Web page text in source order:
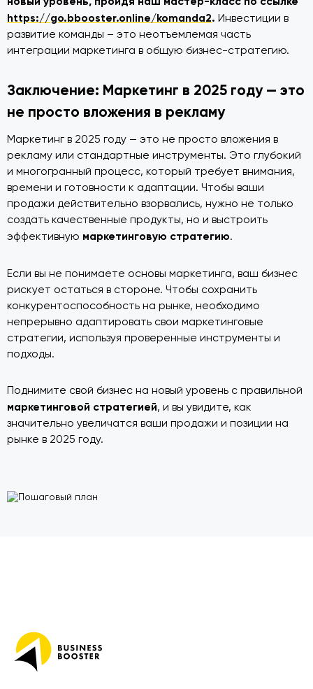
https://go.bbooster.online/komanda2. Инвестиции в
развитие команды – это неотъемлемая часть
интеграции маркетинга в общую бизнес-стратегию.
Заключение: Маркетинг в 2025 году — это
не просто вложения в рекламу
Маркетинг в 2025 году — это не просто вложения в
рекламу или стандартные инструменты. Это глубокий
и многогранный процесс, который требует внимания,
времени и готовности к адаптации. Чтобы ваши
продажи действительно взорвались, нужно не только
создать качественные продукты, но и выстроить
эффективную маркетинговую стратегию.
Если вы не понимаете основы маркетинга, ваш бизнес
рискует остаться в стороне. Чтобы сохранить
конкурентоспособность на рынке, необходимо
непрерывно адаптировать свои маркетинговые
стратегии, используя проверенные инструменты и
подходы.
Поднимите свой бизнес на новый уровень с правильной
маркетинговой стратегией, и вы увидите, как
значительно увеличатся ваши продажи и позиции на
рынке в 2025 году.